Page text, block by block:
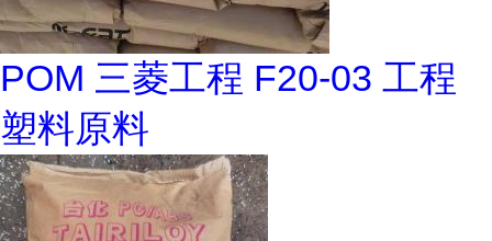
POM 三菱工程 F20-03 工程
塑料原料